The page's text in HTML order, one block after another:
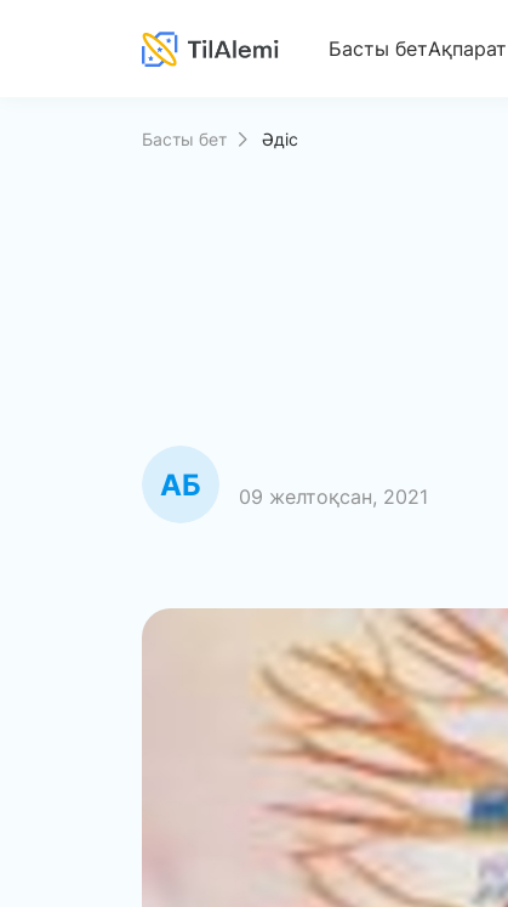
Басты бет(current)
Ақпарат
Басты бет Әдіс
09 желтоқсан, 2021